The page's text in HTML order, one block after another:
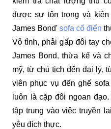
được sự tôn trọng và
James Bond' sofa cổ điển
Vô tình, phải gấp đôi tay
James Bond, thừa kế và
mỹ, từ chủ tịch đến đại lý,
viên phục vụ đến ghế
luôn là cặp đôi ngoan
tập trung vào việc truyền
yêu đích thực.